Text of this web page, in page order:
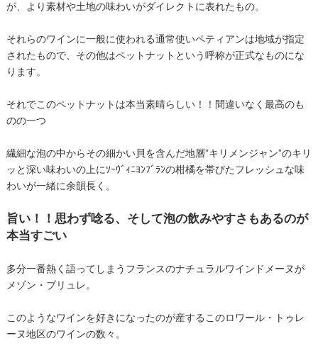
が、より素材や土地の味わいがダイレクトに表れたもの。
それらのワインに一般に使われる通常使いペティアンは地域が指定
されたもので、その他はペットナットという呼称が正式なものにな
ります。
それでこのペットナットは本当素晴らしい！！間違いなく最高のも
のの一つ
繊細な泡の中からその細かい貝を含んだ地層”キリメンジャン”のキリ
ッと深い味わいの上にｿｰｳﾞｨﾆﾖﾝﾌﾞﾗﾝの柑橘を帯びたフレッシュな味
わいが一緒に余韻長く。
旨い！！思わず唸る、そして泡の飲みやすさもあるのが
本当すごい
多分一番熱く語ってしまうフランスのナチュラルワインドメーヌが
メゾン・ブリュレ。
このようなワインを好きになったのが産するこのロワール・トゥレ
ーヌ地区のワインの数々。